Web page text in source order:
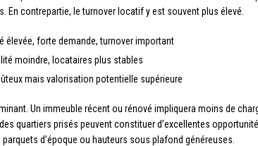
En contrepartie, le turnover locatif y est souvent plus élevé.
élevée, forte demande, turnover important
moindre, locataires plus stables
mais valorisation potentielle supérieure
Un immeuble récent ou rénové impliquera moins de
quartiers prisés peuvent constituer d’excellentes
d’époque ou hauteurs sous plafond généreuses.